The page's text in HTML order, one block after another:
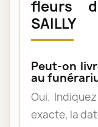
fleurs
SAILLY
Peut-on
au
Oui.
exacte, la